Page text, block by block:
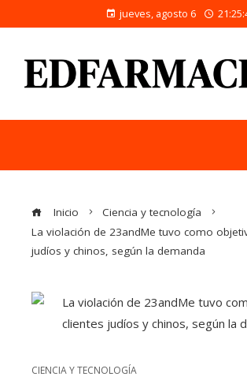
jueves, agosto 6
Inicio
Ciencia y tecnología
La violación de 23andMe tuvo como
judíos y chinos, según la demanda
CIENCIA Y TECNOLOGÍA